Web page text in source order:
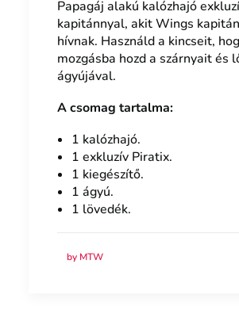
Papagáj alakú kalózhajó
kapitánnyal, akit Wings
hívnak. Használd a kincseit,
mozgásba hozd a szárnyait és
ágyújával.
A csomag tartalma:
1 kalózhajó.
1 exkluzív Piratix.
1 kiegészítő.
1 ágyú.
1 lövedék.
by MTW